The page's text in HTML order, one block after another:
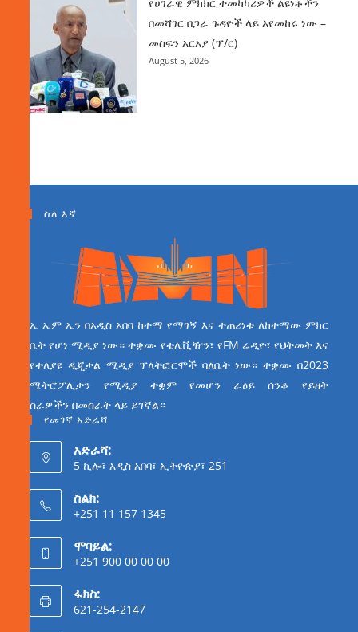
በመሻገር በጋራ ጉዳዮች ላይ እየመከሩ ነው –
መስፍን አርአያ (ፕ/ር)
August 5, 2026
ስለ እኛ
ኤ ኤም ኤን በአዲስ አበባ ከተማ የማገኝ እና ተጠሪነቱ ለከተማው ምክር
ቤት የሆነ ሚዲያ ነው። ተቋሙ የቴሌቪዥን፣ የFM ሬዲዮ፣ የህትመት እና
የተለያዩ ዲጂታል ሚዲያ ፕላትፎርሞች ባለቤት ነው። ተቋሙ በ2023
ሜትሮፖሊታን የሚዲያ ተቋም የመሆን ራዕይ ሰንቆ የይዘት
ስራዎችን በመስራት ላይ ይገኛል።
የመገኛ አድራሻ
አድራሻ:
5 ኪሎ፣ አዲስ አበባ፣ ኢትዮጵያ፣ 251
ስልክ:
+251 11 157 1345
ሞባይል:
+251 900 00 00 00
ፋክስ:
621-254-2147